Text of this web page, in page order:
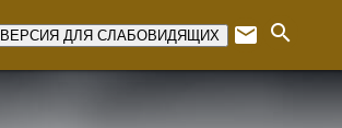
ВЕРСИЯ ДЛЯ СЛАБОВИДЯЩИХ email search